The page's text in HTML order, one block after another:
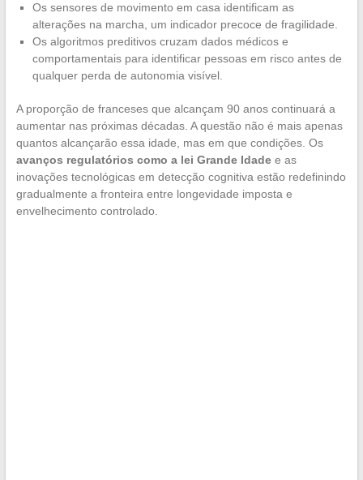
Os sensores de movimento em casa identificam as
alterações na marcha, um indicador precoce de fragilidade.
Os algoritmos preditivos cruzam dados médicos e
comportamentais para identificar pessoas em risco antes de
qualquer perda de autonomia visível.
A proporção de franceses que alcançam 90 anos continuará a
aumentar nas próximas décadas. A questão não é mais apenas
quantos alcançarão essa idade, mas em que condições. Os
avanços regulatórios como a lei Grande Idadee as
inovações tecnológicas em detecção cognitiva estão redefinindo
gradualmente a fronteira entre longevidade imposta e
envelhecimento controlado.